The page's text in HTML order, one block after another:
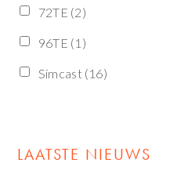
72TE (2)
96TE (1)
Simcast (16)
LAATSTE NIEUWS